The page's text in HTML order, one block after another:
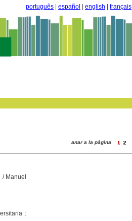
português español english français
anar a la pàgina
/ Manuel
: